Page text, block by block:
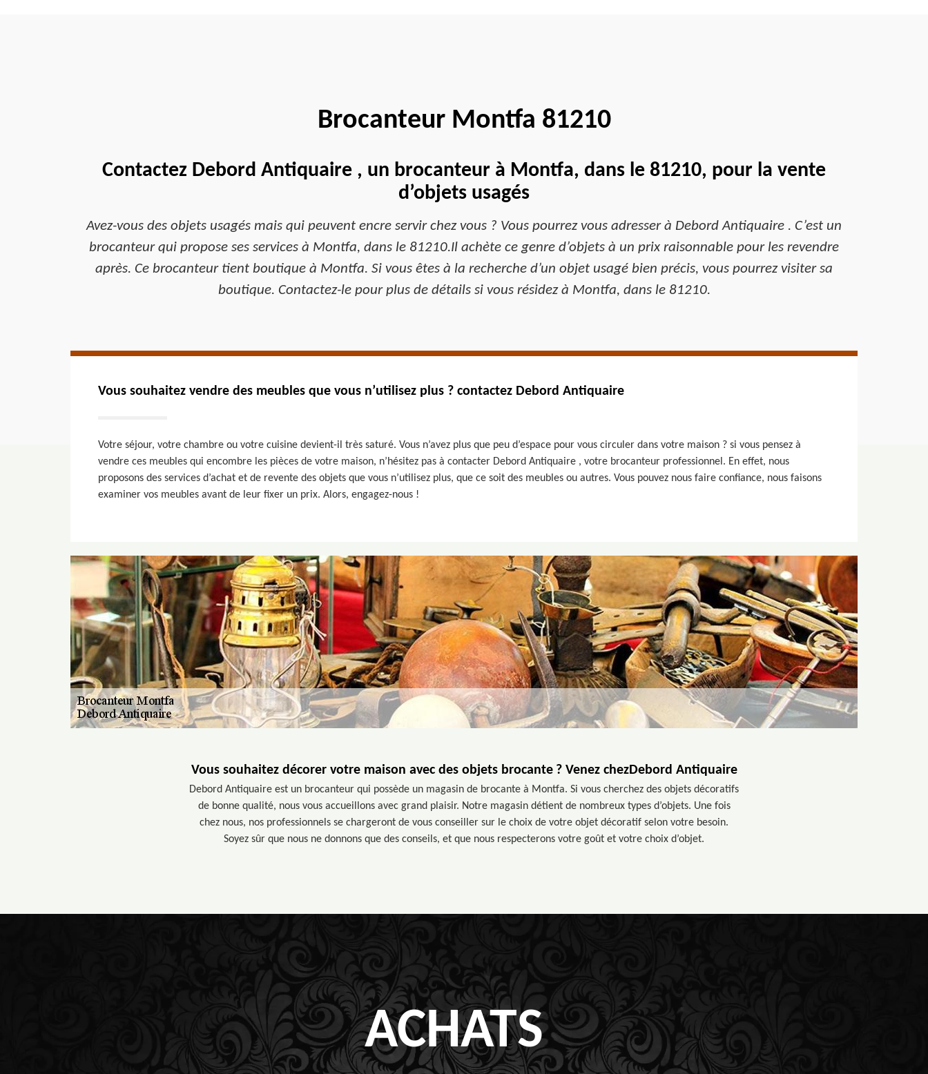
Brocanteur Montfa 81210
Contactez Debord Antiquaire , un brocanteur à Montfa, dans le 81210, pour la vente
d’objets usagés
Avez-vous des objets usagés mais qui peuvent encre servir chez vous ? Vous pourrez vous adresser à Debord Antiquaire . C’est un
brocanteur qui propose ses services à Montfa, dans le 81210.Il achète ce genre d’objets à un prix raisonnable pour les revendre
après. Ce brocanteur tient boutique à Montfa. Si vous êtes à la recherche d’un objet usagé bien précis, vous pourrez visiter sa
boutique. Contactez-le pour plus de détails si vous résidez à Montfa, dans le 81210.
Vous souhaitez vendre des meubles que vous n’utilisez plus ? contactez Debord Antiquaire
Votre séjour, votre chambre ou votre cuisine devient-il très saturé. Vous n’avez plus que peu d’espace pour vous circuler dans votre maison ? si vous pensez à
vendre ces meubles qui encombre les pièces de votre maison, n’hésitez pas à contacter Debord Antiquaire , votre brocanteur professionnel. En effet, nous
proposons des services d’achat et de revente des objets que vous n’utilisez plus, que ce soit des meubles ou autres. Vous pouvez nous faire confiance, nous faisons
examiner vos meubles avant de leur fixer un prix. Alors, engagez-nous !
Vous souhaitez décorer votre maison avec des objets brocante ? Venez chezDebord Antiquaire
Debord Antiquaire est un brocanteur qui possède un magasin de brocante à Montfa. Si vous cherchez des objets décoratifs
de bonne qualité, nous vous accueillons avec grand plaisir. Notre magasin détient de nombreux types d’objets. Une fois
chez nous, nos professionnels se chargeront de vous conseiller sur le choix de votre objet décoratif selon votre besoin.
Soyez sûr que nous ne donnons que des conseils, et que nous respecterons votre goût et votre choix d’objet.
ACHATS